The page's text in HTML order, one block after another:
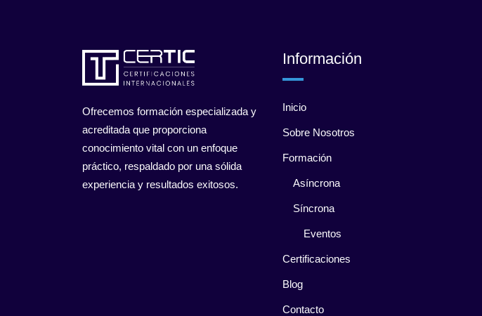
Ofrecemos formación especializada y
acreditada que proporciona
conocimiento vital con un enfoque
práctico, respaldado por una sólida
experiencia y resultados exitosos.
Información
Inicio
Sobre Nosotros
Formación
Asíncrona
Síncrona
Eventos
Certificaciones
Blog
Contacto